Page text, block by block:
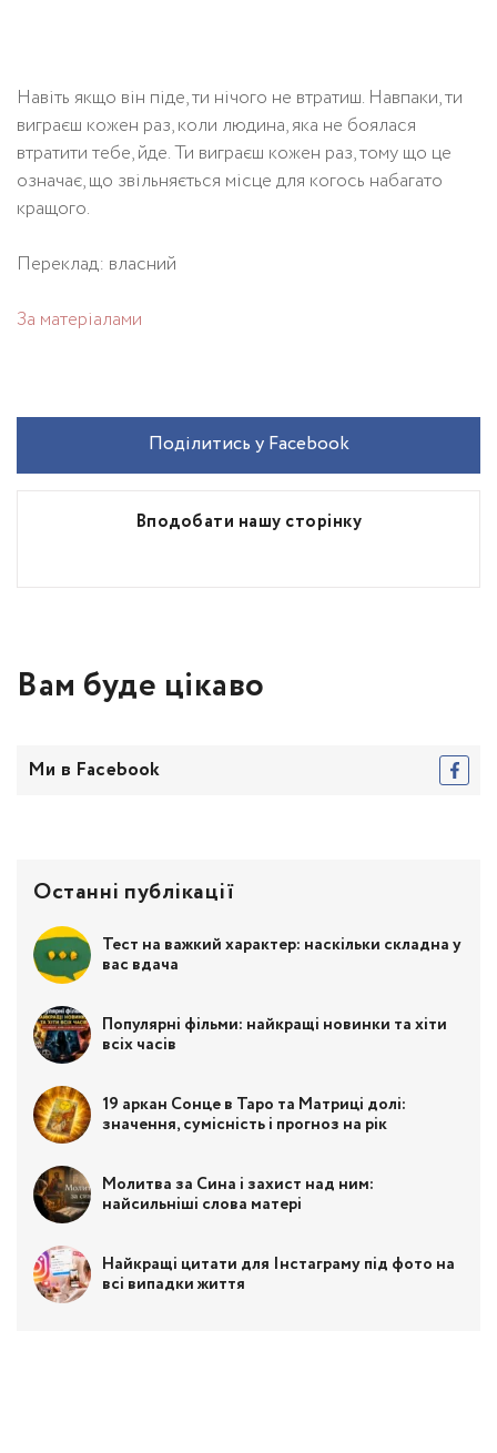
Навіть якщо він піде, ти нічого не втратиш. Навпаки, ти
виграєш кожен раз, коли людина, яка не боялася
втратити тебе, йде. Ти виграєш кожен раз, тому що це
означає, що звільняється місце для когось набагато
кращого.
Переклад: власний
За матеріалами
Вподобати нашу сторінку
Поділитись у Facebook
Вам буде цікаво
Ми в Facebook
Останні публікації
Тест на важкий характер: наскільки складна у
вас вдача
Популярні фільми: найкращі новинки та хіти
всіх часів
19 аркан Сонце в Таро та Матриці долі:
значення, сумісність і прогноз на рік
Молитва за Сина і захист над ним:
найсильніші слова матері
Найкращі цитати для Інстаграму під фото на
всі випадки життя